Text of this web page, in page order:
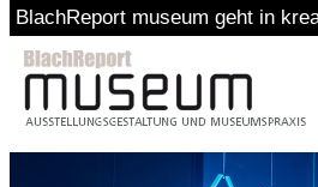
BlachReport museum geht in